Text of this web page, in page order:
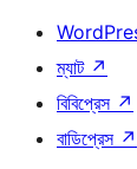
ম্যাট ↗
বিবিপ্রেস ↗
বাডিপ্রেস ↗